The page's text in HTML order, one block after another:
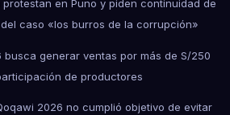
en Puno y piden continuidad de
caso «los burros de la corrupción»
busca generar ventas por más de S/250
de productores
2026 no cumplió objetivo de evitar